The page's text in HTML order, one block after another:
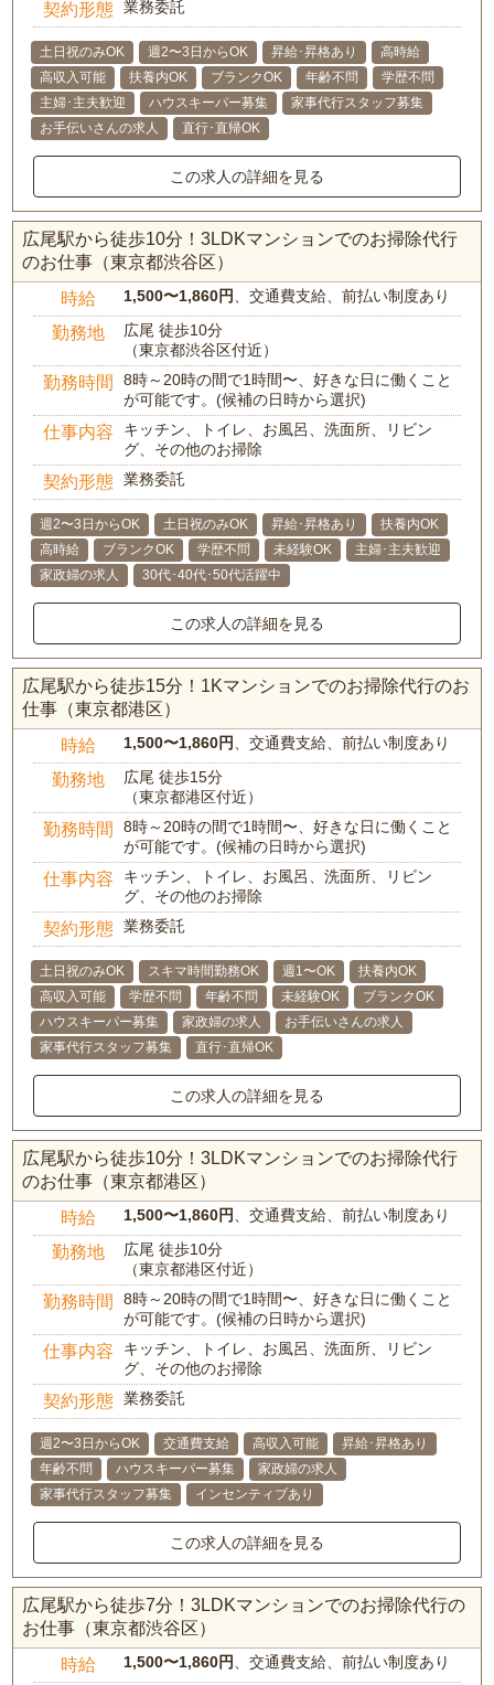
契約形態 業務委託
土日祝のみOK 週2〜3日からOK 昇給･昇格あり
高時給
高収入可能
扶養内OK ブランクOK 年齢不問
学歴不問
主婦･主夫歓迎
ハウスキーパー募集
家事代行スタッフ募集
お手伝いさんの求人
直行･直帰OK
この求人の詳細を見る
広尾駅から徒歩10分！3LDKマンションでのお掃除代行
のお仕事（東京都渋谷区）
時給 1,500〜1,860円 、交通費支給、前払い制度あり
勤務地
広尾 徒歩10分
（東京都渋谷区付近）
勤務時間
8時～20時の間で1時間〜、好きな日に働くこと
が可能です。(候補の日時から選択)
仕事内容
キッチン、トイレ、お風呂、洗面所、リビン
グ、その他のお掃除
契約形態 業務委託
週2〜3日からOK 土日祝のみOK 昇給･昇格あり
扶養内OK
高時給
ブランクOK 学歴不問 未経験OK
主婦･主夫歓迎
家政婦の求人
30代･40代･50代活躍中
この求人の詳細を見る
広尾駅から徒歩15分！1Kマンションでのお掃除代行のお
仕事（東京都港区）
時給 1,500〜1,860円 、交通費支給、前払い制度あり
勤務地
広尾 徒歩15分
（東京都港区付近）
勤務時間
8時～20時の間で1時間〜、好きな日に働くこと
が可能です。(候補の日時から選択)
仕事内容
キッチン、トイレ、お風呂、洗面所、リビン
グ、その他のお掃除
契約形態 業務委託
土日祝のみOK スキマ時間勤務OK 週1〜OK
扶養内OK
高収入可能
学歴不問 年齢不問 未経験OK
ブランクOK
ハウスキーパー募集
家政婦の求人
お手伝いさんの求人
家事代行スタッフ募集
直行･直帰OK
この求人の詳細を見る
広尾駅から徒歩10分！3LDKマンションでのお掃除代行
のお仕事（東京都港区）
時給 1,500〜1,860円 、交通費支給、前払い制度あり
勤務地
広尾 徒歩10分
（東京都港区付近）
勤務時間
8時～20時の間で1時間〜、好きな日に働くこと
が可能です。(候補の日時から選択)
仕事内容
キッチン、トイレ、お風呂、洗面所、リビン
グ、その他のお掃除
契約形態 業務委託
週2〜3日からOK 交通費支給 高収入可能
昇給･昇格あり
年齢不問
ハウスキーパー募集
家政婦の求人
家事代行スタッフ募集
インセンティブあり
この求人の詳細を見る
広尾駅から徒歩7分！3LDKマンションでのお掃除代行の
お仕事（東京都渋谷区）
時給 1,500〜1,860円 、交通費支給、前払い制度あり